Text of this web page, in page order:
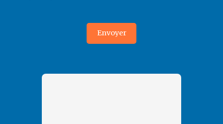
Envoyer